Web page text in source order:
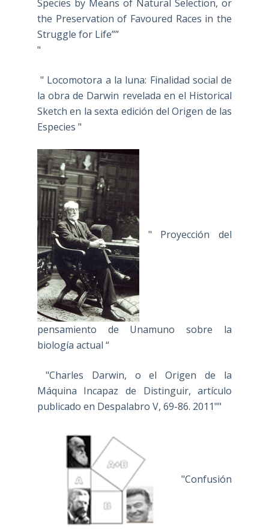
Species by Means of Natural Selection, or
the Preservation of Favoured Races in the
Struggle for Life””
"
" Locomotora a la luna: Finalidad social de
la obra de Darwin revelada en el Historical
Sketch en la sexta edición del Origen de las
Especies "
" Proyección del
pensamiento de Unamuno sobre la
biología actual “
"Charles Darwin, o el Origen de la
Máquina Incapaz de Distinguir, artículo
publicado en Despalabro V, 69-86. 2011""
"Confusión